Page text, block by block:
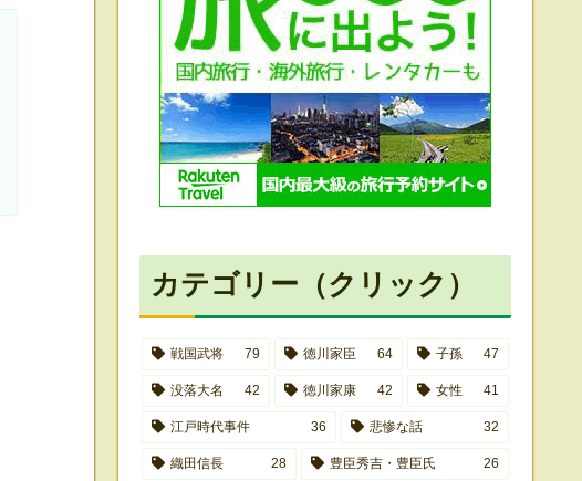
カテゴリー（クリック）
戦国武将 79 徳川家臣 64 子孫 47
没落大名 42 徳川家康 42 女性 41
江戸時代事件 36 悲惨な話 32
織田信長 28 豊臣秀吉・豊臣氏 26